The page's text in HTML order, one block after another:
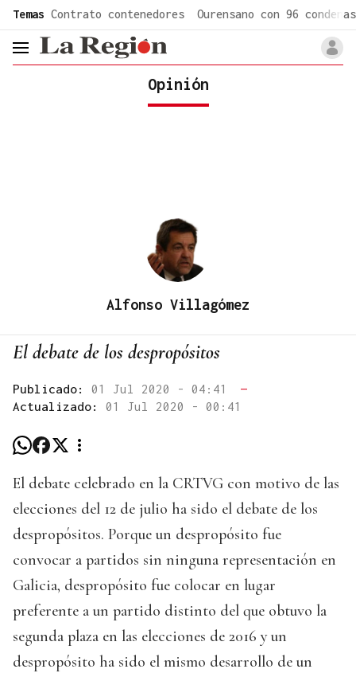
Temas Contrato contenedores Ourensano con 96 condenas
header.menu.open
Opinión
Alfonso Villagómez
El debate de los despropósitos
Publicado: 01 Jul 2020 - 04:41
—
Actualizado: 01 Jul 2020 - 00:41
El debate celebrado en la CRTVG con motivo de las
elecciones del 12 de julio ha sido el debate de los
despropósitos. Porque un despropósito fue
convocar a partidos sin ninguna representación en
Galicia, despropósito fue colocar en lugar
preferente a un partido distinto del que obtuvo la
segunda plaza en las elecciones de 2016 y un
despropósito ha sido el mismo desarrollo de un